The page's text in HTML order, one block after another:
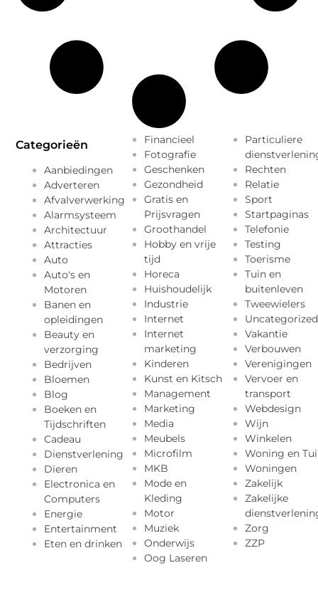
Categorieën
Aanbiedingen
Adverteren
Afvalverwerking
Alarmsysteem
Architectuur
Attracties
Auto
Auto's en
Motoren
Banen en
opleidingen
Beauty en
verzorging
Bedrijven
Bloemen
Blog
Boeken en
Tijdschriften
Cadeau
Dienstverlening
Dieren
Electronica en
Computers
Energie
Entertainment
Eten en drinken
Financieel
Fotografie
Geschenken
Gezondheid
Gratis en
Prijsvragen
Groothandel
Hobby en vrije
tijd
Horeca
Huishoudelijk
Industrie
Internet
Internet
marketing
Kinderen
Kunst en Kitsch
Management
Marketing
Media
Meubels
Microfilm
MKB
Mode en
Kleding
Motor
Muziek
Onderwijs
Oog Laseren
Particuliere
Rechten
Relatie
Sport
Startpaginas
Telefonie
Testing
Toerisme
Tuin en
buitenleven
Tweewielers
Uncategorized
Vakantie
Verbouwen
Verenigingen
Vervoer en
transport
Webdesign
Wijn
Winkelen
Woning en
Woningen
Zakelijk
Zakelijke
Zorg
ZZP